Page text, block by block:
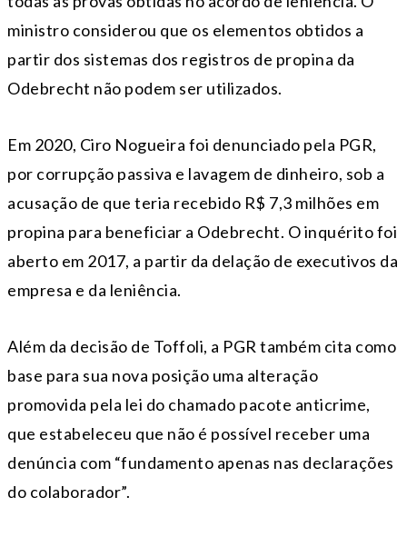
ministro considerou que os elementos obtidos a
partir dos sistemas dos registros de propina da
Odebrecht não podem ser utilizados.
Em 2020, Ciro Nogueira foi denunciado pela PGR,
por corrupção passiva e lavagem de dinheiro, sob a
acusação de que teria recebido R$ 7,3 milhões em
propina para beneficiar a Odebrecht. O inquérito foi
aberto em 2017, a partir da delação de executivos da
empresa e da leniência.
Além da decisão de Toffoli, a PGR também cita como
base para sua nova posição uma alteração
promovida pela lei do chamado pacote anticrime,
que estabeleceu que não é possível receber uma
denúncia com “fundamento apenas nas declarações
do colaborador”.